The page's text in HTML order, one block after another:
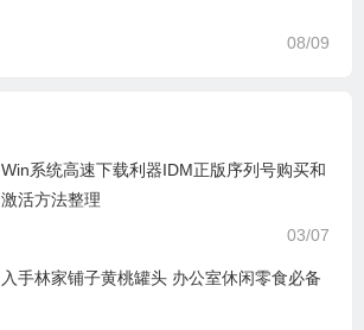
08/09
Win系统高速下载利器IDM正版序列号购买和
激活方法整理
03/07
入手林家铺子黄桃罐头 办公室休闲零食必备